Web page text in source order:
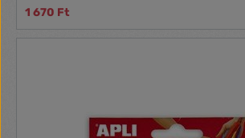
narancssárga, fekete és fehér
1 670 Ft